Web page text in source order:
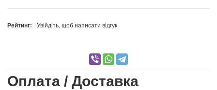
Рейтинг: Увійдіть, щоб написати відгук
Оплата / Доставка